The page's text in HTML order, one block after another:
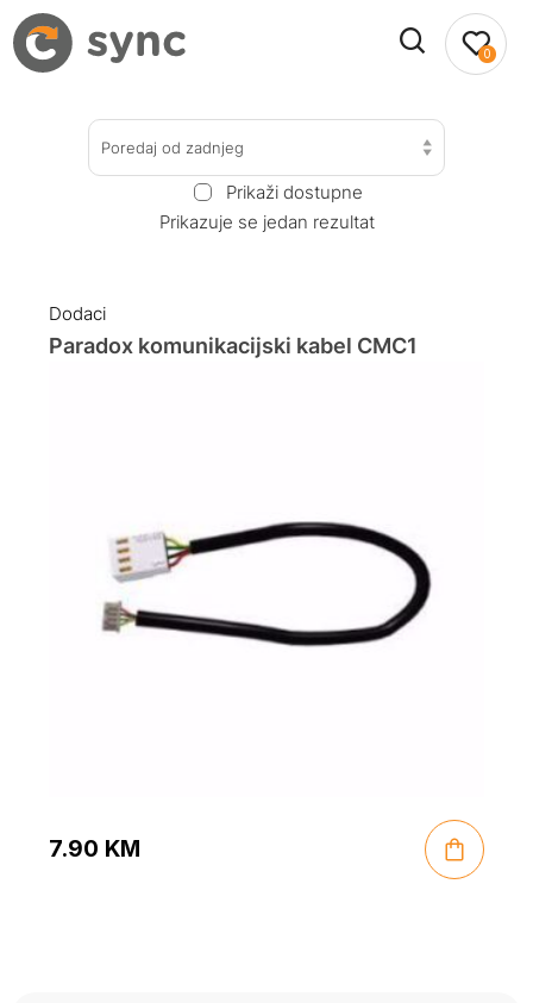
0
Poredaj od zadnjeg
Prikaži dostupne
Prikazuje se jedan rezultat
Dodaci
Paradox komunikacijski kabel CMC1
7.90 KM